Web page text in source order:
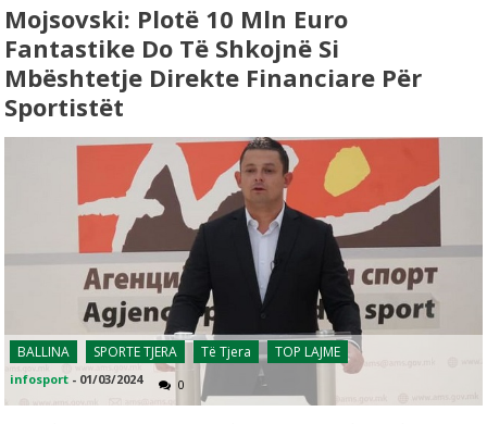
Mojsovski: Plotë 10 Mln Euro
Fantastike Do Të Shkojnë Si
Mbështetje Direkte Financiare Për
Sportistët
BALLINA SPORTE TJERA Të Tjera TOP LAJME
infosport - 01/03/2024 0